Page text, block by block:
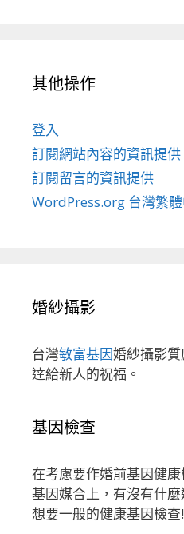
其他操作
登入
訂閱網站內容的資訊提供
訂閱留言的資訊提供
WordPress.org 台灣繁
婚紗攝影
台灣敏富基因婚紗攝影
達給新人的祝福。
基因檢查
在考慮要作婚前基因健
基因媒合上，有沒有什
想要一般的健康基因檢查!